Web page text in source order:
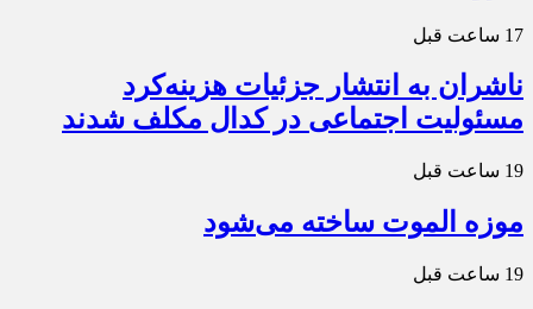
17 ساعت قبل
ناشران به انتشار جزئیات هزینه‌کرد
مسئولیت اجتماعی در کدال مکلف شدند
19 ساعت قبل
موزه الموت ساخته می‌شود
19 ساعت قبل